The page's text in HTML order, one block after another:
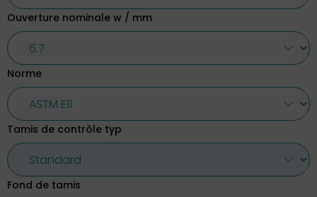
Ouverture nominale w / mm
Norme
Tamis de contrôle typ
Fond de tamis